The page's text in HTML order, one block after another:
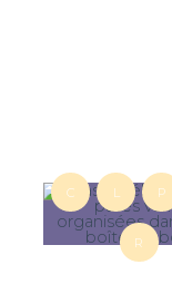
C L P
R